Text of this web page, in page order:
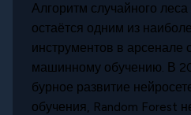
Алгоритм случайного
остаётся одним из
инструментов в арсенале
машинному обучению. В
бурное развитие
обучения, Random Forest